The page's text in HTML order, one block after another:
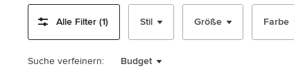
Alle Filter (1) Stil Größe Farbe
Suche verfeinern: Budget